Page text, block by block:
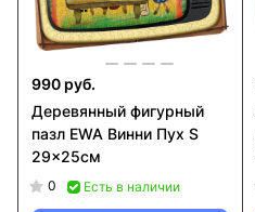
990 руб.
Деревянный фигурный
пазл EWA Винни Пух S
29x25см
0 Есть в наличии